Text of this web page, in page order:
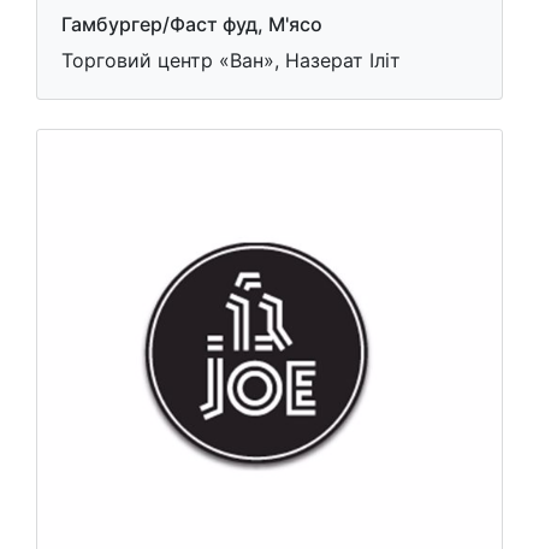
Гамбургер/Фаст фуд, М'ясо
Торговий центр «Ван», Назерат Іліт